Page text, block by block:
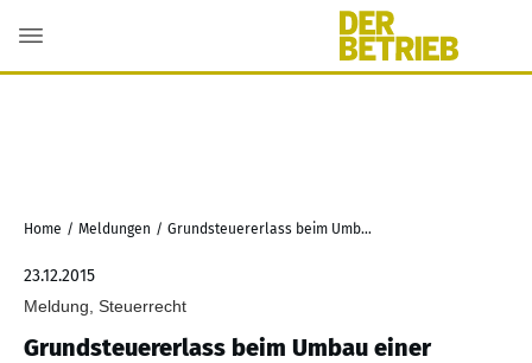
Home / Meldungen / Grundsteuererlass beim Umbau einer Gewerbeimmobilie?
23.12.2015
Meldung, Steuerrecht
Grundsteuererlass beim Umbau einer